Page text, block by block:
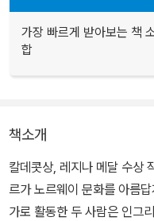
가장 빠르게 받아보는 책
합
책소개
칼데콧상, 레지나 메달 수상
르가 노르웨이 문화를 아름
가로 활동한 두 사람은 인그